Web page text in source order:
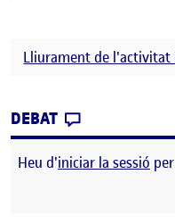
Lliurament de l'activitat
DEBAT
Heu d'iniciar la sessió